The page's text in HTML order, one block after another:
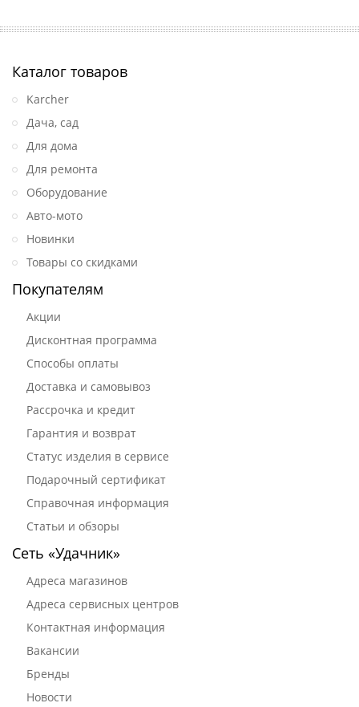
Каталог товаров
Karcher
Дача, сад
Для дома
Для ремонта
Оборудование
Авто-мото
Новинки
Товары со скидками
Покупателям
Акции
Дисконтная программа
Способы оплаты
Доставка и самовывоз
Рассрочка и кредит
Гарантия и возврат
Статус изделия в сервисе
Подарочный сертификат
Справочная информация
Статьи и обзоры
Сеть «Удачник»
Адреса магазинов
Адреса сервисных центров
Контактная информация
Вакансии
Бренды
Новости